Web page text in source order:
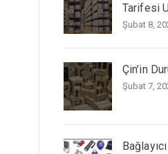
Tarifesi
Şubat 8,
Çin’in
Şubat 7,